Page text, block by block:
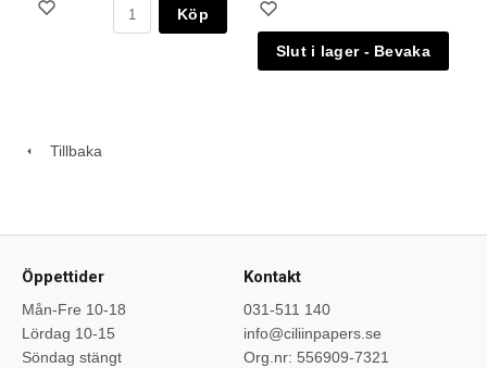
Köp
Tillbaka
Öppettider
Mån-Fre 10-18
Lördag 10-15
Söndag stängt
Kontakt
031-511 140
info@ciliinpapers.se
Org.nr: 556909-7321